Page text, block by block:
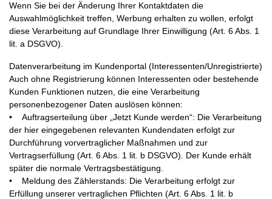
Wenn Sie bei der Änderung Ihrer Kontaktdaten die
Auswahlmöglichkeit treffen, Werbung erhalten zu wollen, erfolgt
diese Verarbeitung auf Grundlage Ihrer Einwilligung (Art. 6 Abs. 1
lit. a DSGVO).
Datenverarbeitung im Kundenportal (Interessenten/Unregistrierte)
Auch ohne Registrierung können Interessenten oder bestehende
Kunden Funktionen nutzen, die eine Verarbeitung
personenbezogener Daten auslösen können:
• Auftragserteilung über „Jetzt Kunde werden“: Die Verarbeitung
der hier eingegebenen relevanten Kundendaten erfolgt zur
Durchführung vorvertraglicher Maßnahmen und zur
Vertragserfüllung (Art. 6 Abs. 1 lit. b DSGVO). Der Kunde erhält
später die normale Vertragsbestätigung.
• Meldung des Zählerstands: Die Verarbeitung erfolgt zur
Erfüllung unserer vertraglichen Pflichten (Art. 6 Abs. 1 lit. b